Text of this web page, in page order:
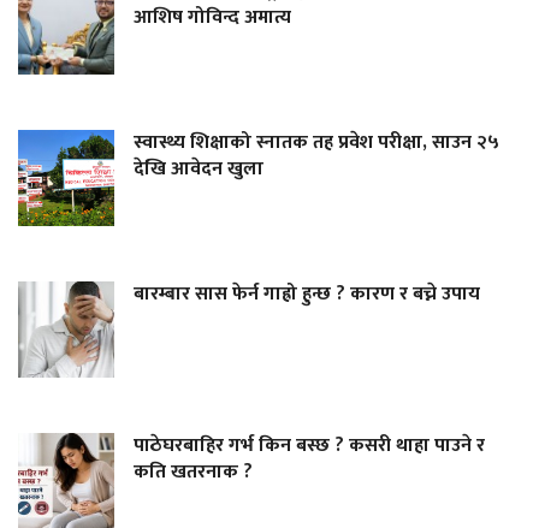
आशिष गोविन्द अमात्य
स्वास्थ्य शिक्षाको स्नातक तह प्रवेश परीक्षा, साउन २५
देखि आवेदन खुला
बारम्बार सास फेर्न गाह्रो हुन्छ ? कारण र बच्ने उपाय
पाठेघरबाहिर गर्भ किन बस्छ ? कसरी थाहा पाउने र
कति खतरनाक ?